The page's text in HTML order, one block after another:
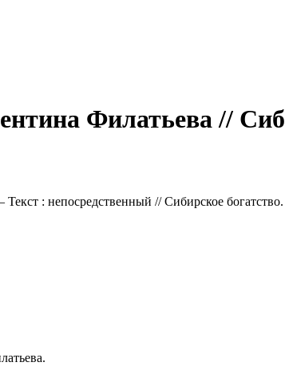
Филатьева //
: непосредственный // Сибирское